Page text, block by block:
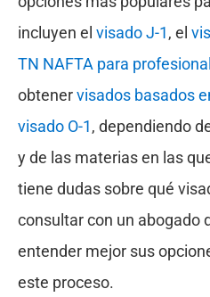
incluyen el visado J-1, el
TN NAFTA para
obtenervisados basados
visado O-1, dependiendo
y de las materias en las
tiene dudas sobre qué
consultar con un abogado
entender mejor sus
este proceso.